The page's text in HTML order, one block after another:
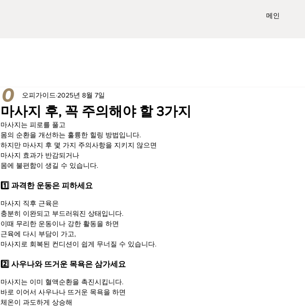
메인
마사지 후, 꼭 주의해야 할 3가지
오피가이드 2025년 8월 7일
마사지는 피로를 풀고
몸의 순환을 개선하는 훌륭한 힐링 방법입니다.
하지만 마사지 후 몇 가지 주의사항을 지키지 않으면
마사지 효과가 반감되거나
몸에 불편함이 생길 수 있습니다.
1️⃣ 과격한 운동은 피하세요
마사지 직후 근육은
충분히 이완되고 부드러워진 상태입니다.
이때 무리한 운동이나 강한 활동을 하면
근육에 다시 부담이 가고,
마사지로 회복된 컨디션이 쉽게 무너질 수 있습니다.
2️⃣ 사우나와 뜨거운 목욕은 삼가세요
마사지는 이미 혈액순환을 촉진시킵니다.
바로 이어서 사우나나 뜨거운 목욕을 하면
체온이 과도하게 상승해